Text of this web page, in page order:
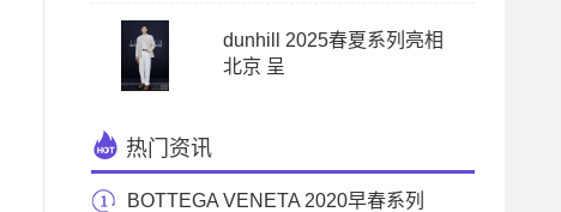
dunhill 2025春夏系列亮相
北京 呈
热门资讯
BOTTEGA VENETA 2020早春系列